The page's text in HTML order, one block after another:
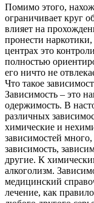
Помимо этого,
ограничивает круг
влияет на
пронести
центрах это
полностью
его ничто не
Что такое
Зависимость – это
одержимость. В
различных
химические и
зависимостей
зависимость,
другие. К
алкоголизм.
медицинский
лечение, как